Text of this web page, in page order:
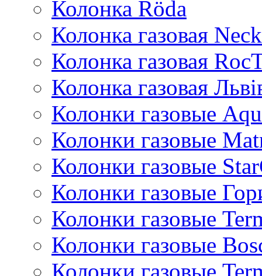
Колонка Rӧda
Колонка газовая
Колонка газовая
Колонка газовая
Колонки газовые
Колонки газовые
Колонки газовые
Колонки газовые
Колонки газовые
Колонки газовые
Колонки газовые